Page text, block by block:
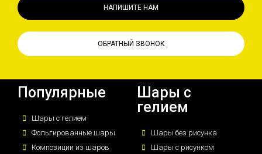
НАПИШИТЕ НАМ
ОБРАТНЫЙ ЗВОНОК
Популярные
Шары с гелием
Фольгированные шары
Композиции из шаров
Шары с
гелием
Шары без рисунка
Шары с рисунком